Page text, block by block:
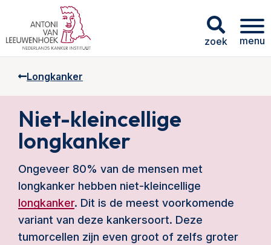
zoek menu
Longkanker
Niet-kleincellige
longkanker
Ongeveer 80% van de mensen met
longkanker hebben niet-kleincellige
longkanker. Dit is de meest voorkomende
variant van deze kankersoort. Deze
tumorcellen zijn even groot of zelfs groter